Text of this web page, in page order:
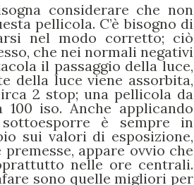
considerare che non
pellicola. C’è bisogno di
nel modo corretto; ciò
che nei normali negativi
il passaggio della luce,
della luce viene assorbita,
2 stop; una pellicola da
iso. Anche applicando
è sempre in
sui valori di esposizione,
appare ovvio che
nelle ore centrali.
sono quelle migliori per